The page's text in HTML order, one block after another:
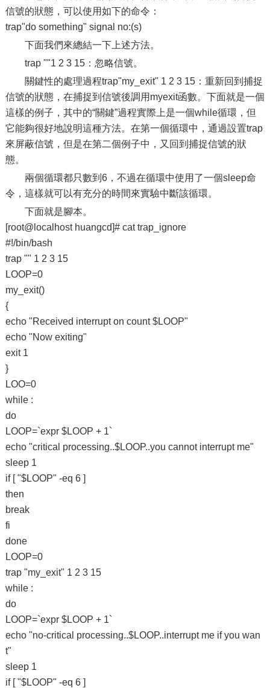
信號的狀態，可以使用如下的命令：
trap"do something" signal no:(s)
下面我們來總結一下上述方法。
trap ""1 2 3 15：忽略信號。
關鍵性的處理過程trap"my_exit" 1 2 3 15：重新回到捕捉
信號的狀態，在捕捉到信號後調用myexit函數。下面就是一個
這樣的例子，其中的“關鍵”過程實際上是一個while循環，但
它能夠很好地說明這種方法。在第一個循環中，通過設置trap
來屏蔽信號，但是在第二個例子中，又回到捕捉信號的狀
態。
兩個循環都只數到6，不過在循環中使用了一個sleep命
令，這樣就可以有充分的時間來實驗中斷該循環。
下面就是腳本。
[root@localhost huangcd]# cat trap_ignore
#!/bin/bash
trap "" 1 2 3 15
LOOP=0
my_exit()
{
echo "Received interrupt on count $LOOP"
echo "Now exiting"
exit 1
}
LOO=0
while :
do
LOOP=`expr $LOOP + 1`
echo "critical processing..$LOOP..you cannot interrupt me"
sleep 1
if [ "$LOOP" -eq 6 ]
then
break
fi
done
LOOP=0
trap "my_exit" 1 2 3 15
while :
do
LOOP=`expr $LOOP + 1`
echo "no-critical processing..$LOOP..interrupt me if you wan
t"
sleep 1
if [ "$LOOP" -eq 6 ]